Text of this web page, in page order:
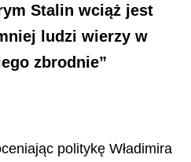
Stalin wciąż jest
ludzi wierzy w
zbrodnie”
politykę Władimira